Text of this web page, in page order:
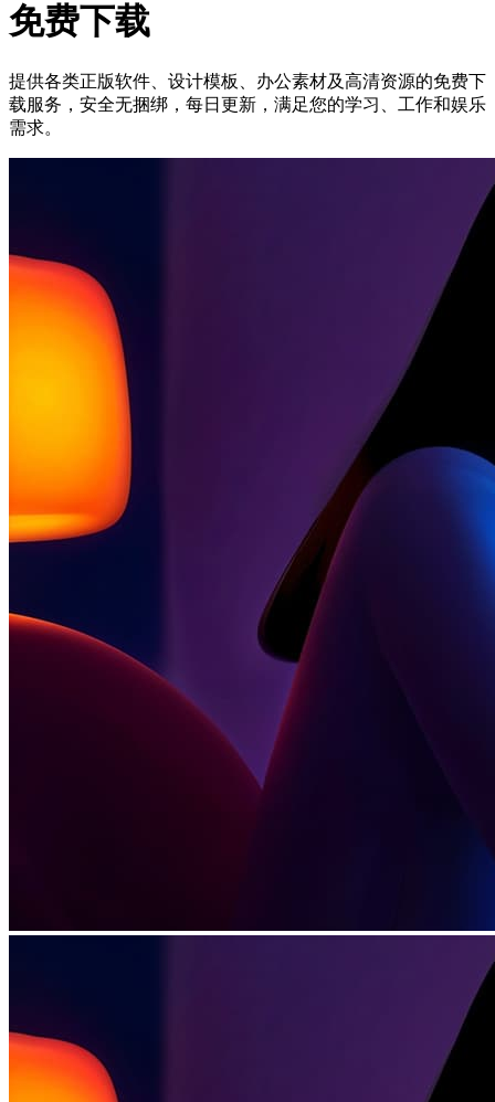
免费下载
提供各类正版软件、设计模板、办公素材及高清资源的免费下
载服务，安全无捆绑，每日更新，满足您的学习、工作和娱乐
需求。